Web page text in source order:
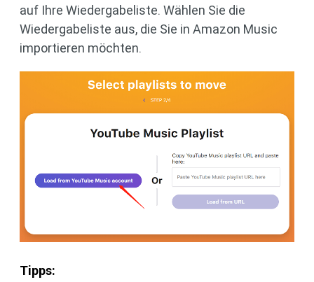
auf Ihre Wiedergabeliste. Wählen Sie die
Wiedergabeliste aus, die Sie in Amazon Music
importieren möchten.
Tipps: